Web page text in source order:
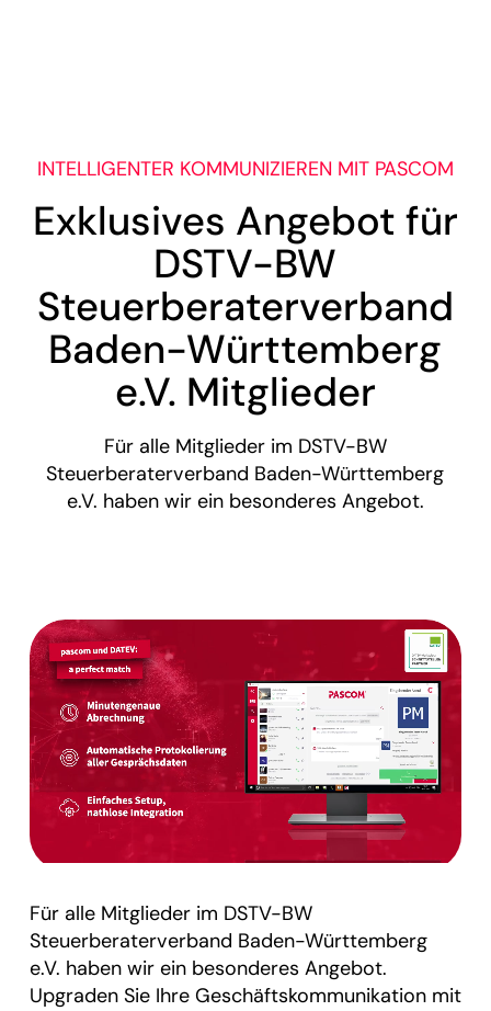
INTELLIGENTER KOMMUNIZIEREN MIT PASCOM
Exklusives Angebot für
DSTV-BW
Steuerberaterverband
Baden-Württemberg
e.V. Mitglieder
Für alle Mitglieder im DSTV-BW
Steuerberaterverband Baden-Württemberg
e.V. haben wir ein besonderes Angebot.
Für alle Mitglieder im DSTV-BW
Steuerberaterverband Baden-Württemberg
e.V. haben wir ein besonderes Angebot.
Upgraden Sie Ihre Geschäftskommunikation mit